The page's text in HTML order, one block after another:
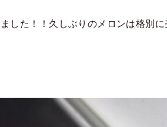
した！！久しぶりのメロンは格別